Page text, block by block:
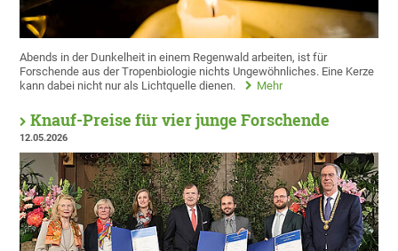
Abends in der Dunkelheit in einem Regenwald arbeiten, ist für
Forschende aus der Tropenbiologie nichts Ungewöhnliches. Eine Kerze
kann dabei nicht nur als Lichtquelle dienen.
Mehr
Knauf-Preise für vier junge Forschende
12.05.2026